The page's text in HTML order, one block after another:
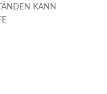
KANN